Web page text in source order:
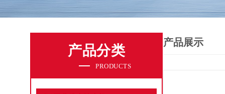
产品分类
PRODUCTS
产品展示